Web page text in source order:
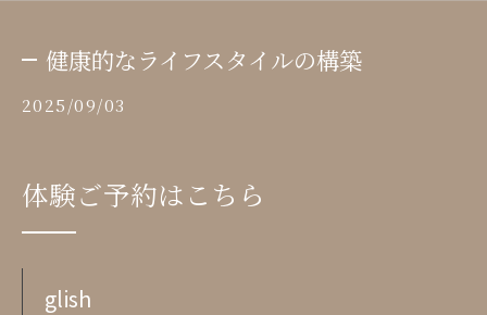
健康的なライフスタイルの構築
2025/09/03
体験ご予約はこちら
glish